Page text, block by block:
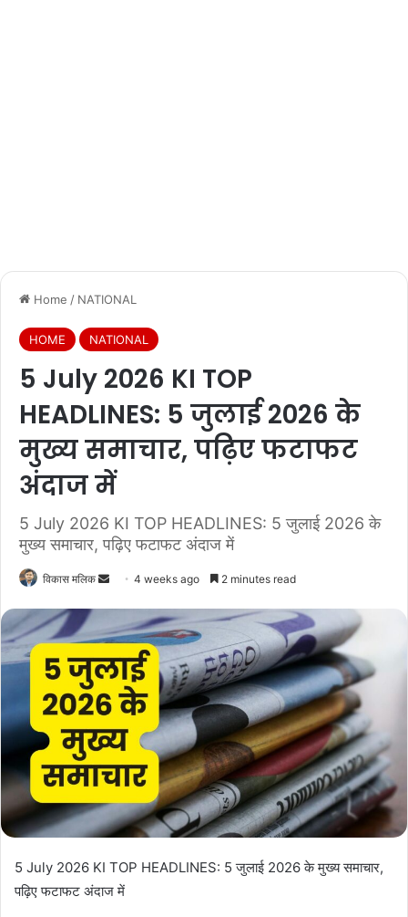
Home / NATIONAL
HOME NATIONAL
5 July 2026 KI TOP
HEADLINES: 5 जुलाई 2026 के
मुख्य समाचार, पढ़िए फटाफट
अंदाज में
5 July 2026 KI TOP HEADLINES: 5 जुलाई 2026 के
मुख्य समाचार, पढ़िए फटाफट अंदाज में
विकास मलिक
d
a
e
m
i
4 weeks ago 2 minutes read
5 July 2026 KI TOP HEADLINES: 5 जुलाई 2026 के मुख्य समाचार,
पढ़िए फटाफट अंदाज में